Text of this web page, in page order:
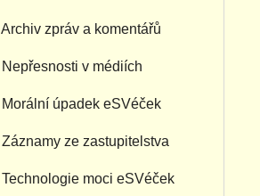
Archiv zpráv a komentářů
Nepřesnosti v médiích
Morální úpadek eSVéček
Záznamy ze zastupitelstva
Technologie moci eSVéček